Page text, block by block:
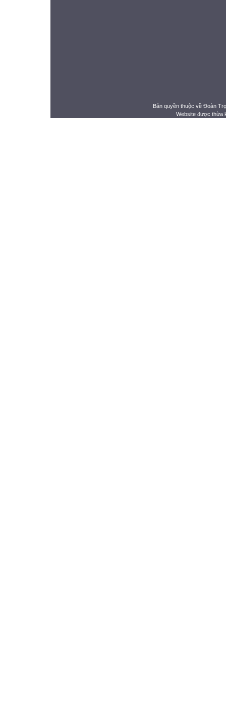
Bản quyền thuộc về Đoàn
Website được thừa